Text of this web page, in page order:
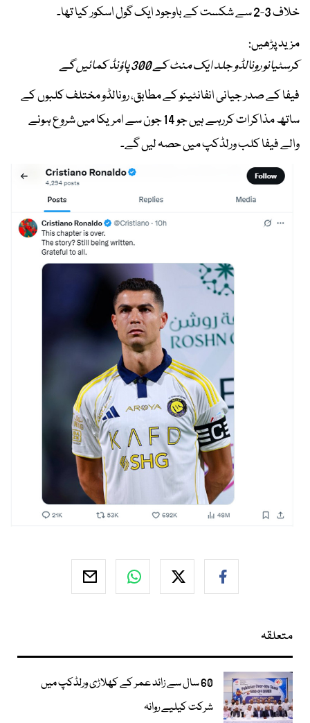
خلاف 3-2 سے شکست کے باوجود ایک گول اسکور کیا تھا۔
مزید پڑھیں:
کرسٹیانو رونالڈو جلد ایک منٹ کے 300 پاؤنڈ کمائیں گے
فیفا کے صدر جیانی انفانٹینو کے مطابق، رونالڈو مختلف کلبوں کے
ساتھ مذاکرات کررہے ہیں جو 14 جون سے امریکا میں شروع ہونے
والے فیفا کلب ورلڈکپ میں حصہ لیں گے۔
متعلقہ
60 سال سے زائد عمر کے کھلاڑی ورلڈکپ میں
شرکت کیلیے روانہ